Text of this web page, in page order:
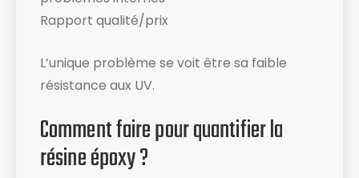
Rapport qualité/prix
L’unique problème se voit être sa faible
résistance aux UV.
Comment faire pour quantifier la
résine époxy ?